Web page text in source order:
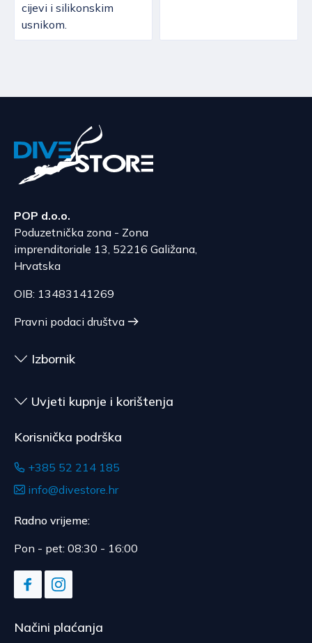
cijevi i silikonskim
usnikom.
POP d.o.o.
Poduzetnička zona - Zona
imprenditoriale 13, 52216 Galižana,
Hrvatska
OIB: 13483141269
Pravni podaci društva
Izbornik
Uvjeti kupnje i korištenja
Korisnička podrška
+385 52 214 185
info@divestore.hr
Radno vrijeme:
Pon - pet: 08:30 - 16:00
Načini plaćanja